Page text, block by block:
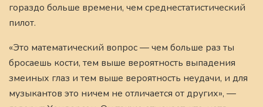
гораздо больше времени, чем среднестатистический
пилот.
«Это математический вопрос — чем больше раз ты
бросаешь кости, тем выше вероятность выпадения
змеиных глаз и тем выше вероятность неудачи, и для
музыкантов это ничем не отличается от других», —